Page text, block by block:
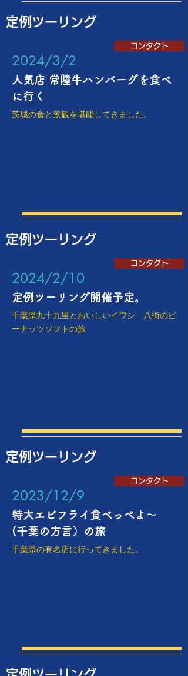
定例ツーリング
​2024/3/2
コンタクト
人気店 常陸牛ハンバーグを食べ
に行く
茨城の食と景観を堪能してきました。
定例ツーリング
​2024/2/10
コンタクト
​定例ツーリング開催予定。
​千葉県九十九里とおいしいイワシ 八街のピ
ーナッツソフトの旅
定例ツーリング
​2023/12/9
コンタクト
特大エビフライ食べっぺよ～
​(千葉の方言）の旅
千葉県の有名店に行ってきました。